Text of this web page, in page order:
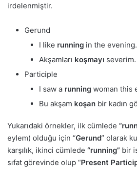
irdelenmiştir.
Gerund
I like running in the evening.
Akşamları koşmayı severim.
Participle
I saw a running woman this
Bu akşam koşan bir kadın
Yukarıdaki örnekler, ilk cümlede
eylem) olduğu için “Gerund” olarak
karşılık, ikinci cümlede “running” bir
sıfat görevinde olup “Present